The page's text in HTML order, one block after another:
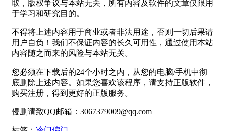
取，版权争议与本站无关，所有内容及软件的文章仅限用
于学习和研究目的。
不得将上述内容用于商业或者非法用途，否则一切后果请
用户自负！我们不保证内容的长久可用性，通过使用本站
内容随之而来的风险与本站无关。
您必须在下载后的24个小时之内，从您的电脑/手机中彻
底删除上述内容。如果您喜欢该程序，请支持正版软件，
购买注册，得到更好的正版服务。
侵删请致QQ邮箱：3067379009@qq.com